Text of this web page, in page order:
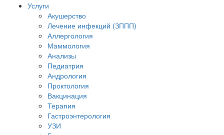
Услуги
Акушерство
Лечение инфекций (ЗППП)
Аллергология
Маммология
Анализы
Педиатрия
Андрология
Проктология
Вакцинация
Терапия
Гастроэнтерология
УЗИ